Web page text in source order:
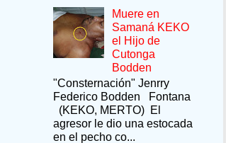
Muere en
Samaná KEKO
el Hijo de
Cutonga
Bodden
"Consternación" Jenrry
Federico Bodden Fontana
(KEKO, MERTO) El
agresor le dio una estocada
en el pecho co...